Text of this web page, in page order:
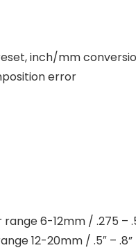
inch/mm
error
range 6-12mm / .275 –
12-20mm / .5″ –